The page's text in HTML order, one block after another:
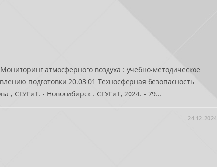
атмосферного воздуха : учебно-методическое
подготовки 20.03.01 Техносферная безопасность
; СГУГиТ. - Новосибирск : СГУГиТ, 2024. - 79…
24.12.2024